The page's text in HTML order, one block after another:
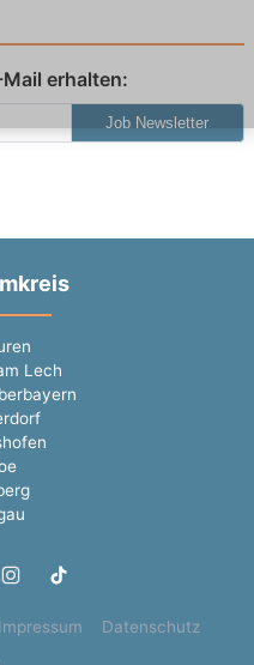
erhalten:
Job Newsletter
Lech
Impressum Datenschutz